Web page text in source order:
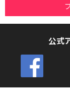
公式